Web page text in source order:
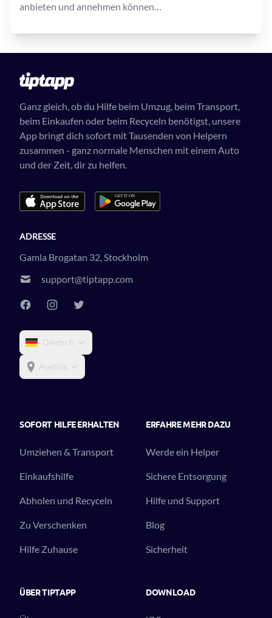
anbieten und annehmen können…
Ganz gleich, ob du Hilfe beim Umzug, beim Transport,
beim Einkaufen oder beim Recyceln benötigst, unsere
App bringt dich sofort mit Tausenden von Helpern
zusammen - ganz normale Menschen mit einem Auto
und der Zeit, dir zu helfen.
ADRESSE
Gamla Brogatan 32, Stockholm
support@tiptapp.com
Deutsch
Austria
SOFORT HILFE ERHALTEN
Umziehen & Transport
Einkaufshilfe
Abholen und Recyceln
Zu Verschenken
Hilfe Zuhause
ERFAHRE MEHR DAZU
Werde ein Helper
Sichere Entsorgung
Hilfe und Support
Blog
Sicherheit
ÜBER TIPTAPP DOWNLOAD